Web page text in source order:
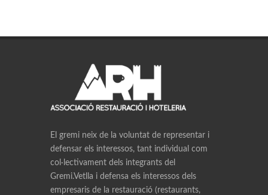
El gremi neix de la voluntat de representar i
defensar els interessos, tant individual com
col·lectivament dels integrants del
Gremi.Vetlla i defensa els interessos dels
empresaris de la restauració (restaurants,